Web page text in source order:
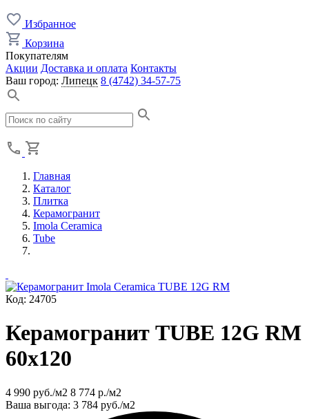
Избранное
Корзина
Покупателям
Акции Доставка и оплата Контакты
Ваш город: Липецк 8 (4742) 34-57-75
Главная
Каталог
Плитка
Керамогранит
Imola Ceramica
Tube
Код: 24705
Керамогранит TUBE 12G RM
60x120
4 990 руб./м2 8 774 р./м2
Ваша выгода: 3 784 руб./м2